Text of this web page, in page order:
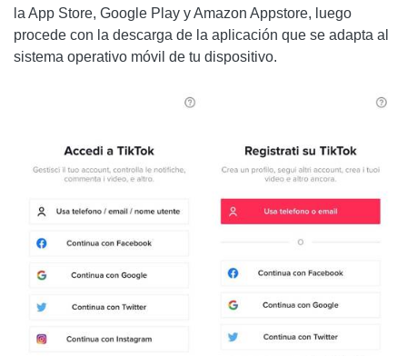
la App Store, Google Play y Amazon Appstore, luego
procede con la descarga de la aplicación que se adapta al
sistema operativo móvil de tu dispositivo.